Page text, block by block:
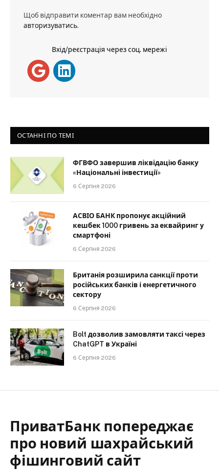
Щоб відправити коментар вам необхідно
авторизуватись.
Вхід/реєстрація через соц. мережі
ОСТАННІ ПО ТЕМІ
ФГВФО завершив ліквідацію банку
«Національні інвестиції»
6 Серпня 2026
АСВІО БАНК пропонує акційний
кешбек 1000 гривень за еквайринг у
смартфоні
6 Серпня 2026
Британія розширила санкції проти
російських банків і енергетичного
сектору
6 Серпня 2026
Bolt дозволив замовляти таксі через
ChatGPT в Україні
6 Серпня 2026
ПриватБанк попереджає
про новий шахрайський
фішинговий сайт